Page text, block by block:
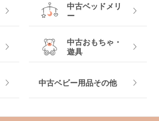
中古ベッドメリ
ー
中古おもちゃ・
遊具
中古ベビー用品その他